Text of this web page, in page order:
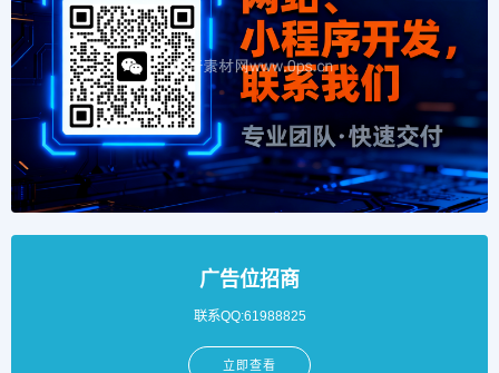
广告位招商
联系QQ:61988825
立即查看